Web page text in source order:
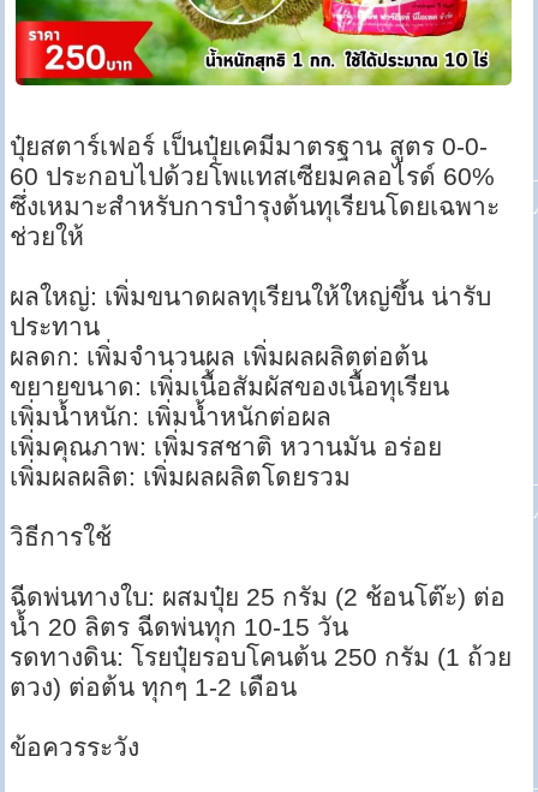
ปุ๋ยสตาร์เฟอร์ เป็นปุ๋ยเคมีมาตรฐาน สูตร 0-0-
60 ประกอบไปด้วยโพแทสเซียมคลอไรด์ 60%
ซึ่งเหมาะสำหรับการบำรุงต้นทุเรียนโดยเฉพาะ
ช่วยให้
ผลใหญ่: เพิ่มขนาดผลทุเรียนให้ใหญ่ขึ้น น่ารับ
ประทาน
ผลดก: เพิ่มจำนวนผล เพิ่มผลผลิตต่อต้น
ขยายขนาด: เพิ่มเนื้อสัมผัสของเนื้อทุเรียน
เพิ่มน้ำหนัก: เพิ่มน้ำหนักต่อผล
เพิ่มคุณภาพ: เพิ่มรสชาติ หวานมัน อร่อย
เพิ่มผลผลิต: เพิ่มผลผลิตโดยรวม
วิธีการใช้
ฉีดพ่นทางใบ: ผสมปุ๋ย 25 กรัม (2 ช้อนโต๊ะ) ต่อ
น้ำ 20 ลิตร ฉีดพ่นทุก 10-15 วัน
รดทางดิน: โรยปุ๋ยรอบโคนต้น 250 กรัม (1 ถ้วย
ตวง) ต่อต้น ทุกๆ 1-2 เดือน
ข้อควรระวัง